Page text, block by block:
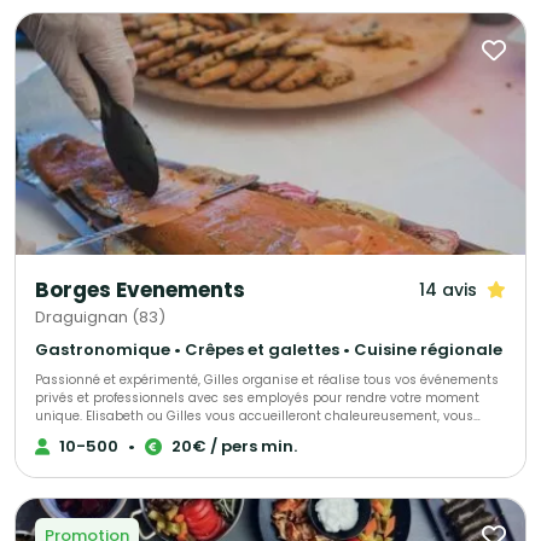
Borges Evenements 14 avis
Draguignan (83)
Gastronomique • Crêpes et galettes • Cuisine régionale
Passionné et expérimenté, Gilles organise et réalise tous vos événements
privés et professionnels avec ses employés pour rendre votre moment
unique. Elisabeth ou Gilles vous accueilleront chaleureusement, vous
proposant conseils et aides pour vous permettre de rendre ce jour parfait.
Tout est personnalisable afin que votre réception soit un succès.
10-500 • 20€ / pers min.
Promotion